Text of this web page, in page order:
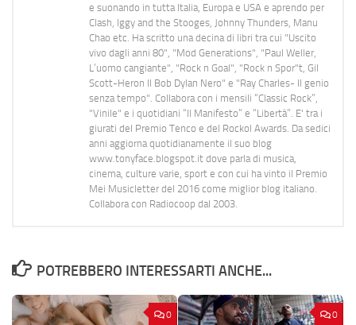
e suonando in tutta Italia, Europa e USA e aprendo per
Clash, Iggy and the Stooges, Johnny Thunders, Manu
Chao etc. Ha scritto una decina di libri tra cui "Uscito
vivo dagli anni 80", "Mod Generations", "Paul Weller,
L’uomo cangiante", "Rock n Goal", "Rock n Spor"t, Gil
Scott-Heron Il Bob Dylan Nero" e "Ray Charles- Il genio
senza tempo". Collabora con i mensili “Classic Rock”,
"Vinile" e i quotidiani “Il Manifesto” e “Libertà”. E' tra i
giurati del Premio Tenco e del Rockol Awards. Da sedici
anni aggiorna quotidianamente il suo blog
www.tonyface.blogspot.it dove parla di musica,
cinema, culture varie, sport e con cui ha vinto il Premio
Mei Musicletter del 2016 come miglior blog italiano.
Collabora con Radiocoop dal 2003.
POTREBBERO INTERESSARTI ANCHE...
0 0